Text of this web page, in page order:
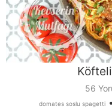
56
domates soslu spagetti •